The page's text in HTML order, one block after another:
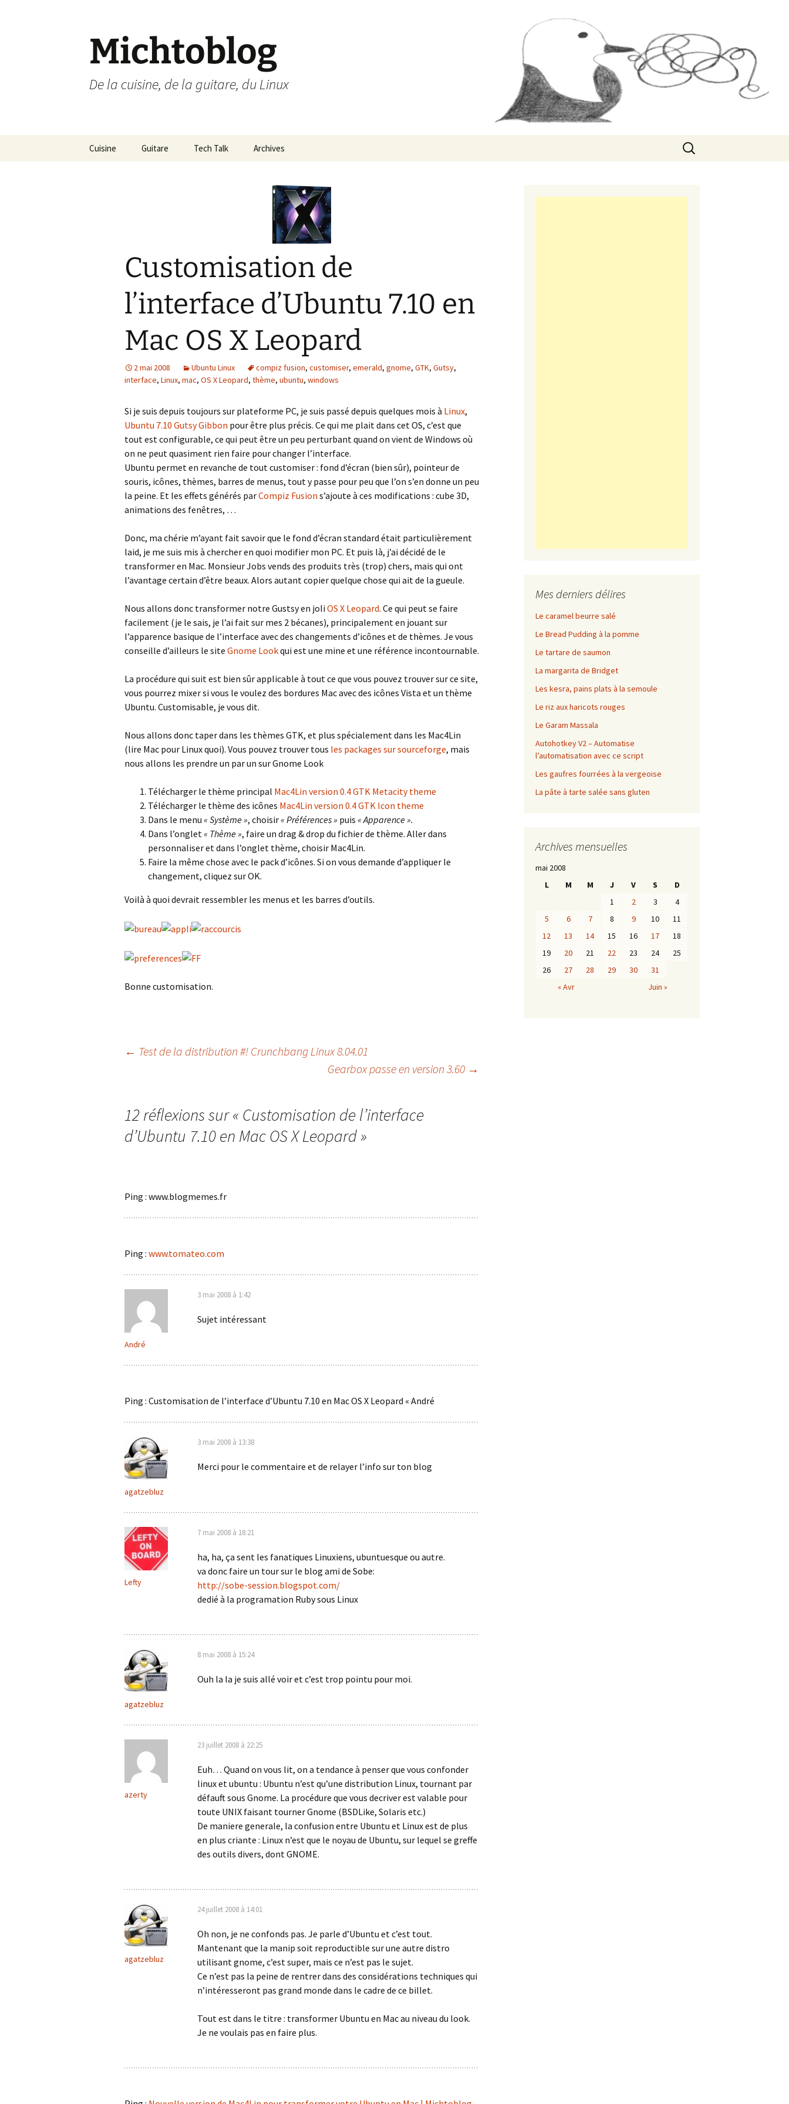
Michtoblog
De la cuisine, de la guitare, du Linux
Cuisine Guitare Tech Talk Archives
Rechercher :
Customisation de
l’interface d’Ubuntu 7.10 en
Mac OS X Leopard
2 mai 2008 Ubuntu Linux compiz fusion, customiser, emerald, gnome, GTK, Gutsy,
interface, Linux, mac, OS X Leopard, thème, ubuntu, windows
Si je suis depuis toujours sur plateforme PC, je suis passé depuis quelques mois à Linux,
Ubuntu 7.10 Gutsy Gibbon pour être plus précis. Ce qui me plait dans cet OS, c’est que
tout est configurable, ce qui peut être un peu perturbant quand on vient de Windows où
on ne peut quasiment rien faire pour changer l’interface.
Ubuntu permet en revanche de tout customiser : fond d’écran (bien sûr), pointeur de
souris, icônes, thèmes, barres de menus, tout y passe pour peu que l’on s’en donne un peu
la peine. Et les effets générés parCompiz Fusion s’ajoute à ces modifications : cube 3D,
animations des fenêtres, …
Donc, ma chérie m’ayant fait savoir que le fond d’écran standard était particulièrement
laid, je me suis mis à chercher en quoi modifier mon PC. Et puis là, j’ai décidé de le
transformer en Mac. Monsieur Jobs vends des produits très (trop) chers, mais qui ont
l’avantage certain d’être beaux. Alors autant copier quelque chose qui ait de la gueule.
Nous allons donc transformer notre Gustsy en joli OS X Leopard. Ce qui peut se faire
facilement (je le sais, je l’ai fait sur mes 2 bécanes), principalement en jouant sur
l’apparence basique de l’interface avec des changements d’icônes et de thèmes. Je vous
conseille d’ailleurs le site Gnome Lookqui est une mine et une référence incontournable.
La procédure qui suit est bien sûr applicable à tout ce que vous pouvez trouver sur ce site,
vous pourrez mixer si vous le voulez des bordures Mac avec des icônes Vista et un thème
Ubuntu. Customisable, je vous dit.
Nous allons donc taper dans les thèmes GTK, et plus spécialement dans les Mac4Lin
(lire Mac pour Linux quoi). Vous pouvez trouver tous les packages sur sourceforge, mais
nous allons les prendre un par un sur Gnome Look
Télécharger le thème principal Mac4Lin version 0.4 GTK Metacity theme
Télécharger le thème des icônes Mac4Lin version 0.4 GTK Icon theme
Dans le menu « Système », choisir« Préférences » puis « Apparence ».
Dans l’onglet« Thème », faire un drag & drop du fichier de thème. Aller dans
personnaliser et dans l’onglet thème, choisir Mac4Lin.
Faire la même chose avec le pack d’icônes. Si on vous demande d’appliquer le
changement, cliquez sur OK.
Voilà à quoi devrait ressembler les menus et les barres d’outils.
Bonne customisation.
Navigation
← Test de la distribution #! Crunchbang Linux 8.04.01
Gearbox passe en version 3.60 →
12 réflexions sur « Customisation de l’interface
d’Ubuntu 7.10 en Mac OS X Leopard»
Ping : www.blogmemes.fr
Ping : www.tomateo.com
André
3 mai 2008 à 1:42
Sujet intéressant
Ping : Customisation de l’interface d’Ubuntu 7.10 en Mac OS X Leopard « André
agatzebluz
3 mai 2008 à 13:38
Merci pour le commentaire et de relayer l’info sur ton blog
Lefty
7 mai 2008 à 18:21
ha, ha, ça sent les fanatiques Linuxiens, ubuntuesque ou autre.
va donc faire un tour sur le blog ami de Sobe:
http://sobe-session.blogspot.com/
dedié à la programation Ruby sous Linux
agatzebluz
8 mai 2008 à 15:24
Ouh la la je suis allé voir et c’est trop pointu pour moi.
azerty
23 juillet 2008 à 22:25
Euh… Quand on vous lit, on a tendance à penser que vous confonder
linux et ubuntu : Ubuntu n’est qu’une distribution Linux, tournant par
défauft sous Gnome. La procédure que vous decriver est valable pour
toute UNIX faisant tourner Gnome (BSDLike, Solaris etc.)
De maniere generale, la confusion entre Ubuntu et Linux est de plus
en plus criante : Linux n’est que le noyau de Ubuntu, sur lequel se greffe
des outils divers, dont GNOME.
agatzebluz
24 juillet 2008 à 14:01
Oh non, je ne confonds pas. Je parle d’Ubuntu et c’est tout.
Mantenant que la manip soit reproductible sur une autre distro
utilisant gnome, c’est super, mais ce n’est pas le sujet.
Ce n’est pas la peine de rentrer dans des considérations techniques qui
n’intéresseront pas grand monde dans le cadre de ce billet.
Tout est dans le titre : transformer Ubuntu en Mac au niveau du look.
Je ne voulais pas en faire plus.
Mes derniers délires
Le caramel beurre salé
Le Bread Pudding à la pomme
Le tartare de saumon
La margarita de Bridget
Les kesra, pains plats à la semoule
Le riz aux haricots rouges
Le Garam Massala
Autohotkey V2 – Automatise
l’automatisation avec ce script
Les gaufres fourrées à la vergeoise
La pâte à tarte salée sans gluten
Archives mensuelles
mai 2008
L
M M J V S
D
1
2 3
4
5
6 7 8 9 10
11
12
13 14 15 16 17
18
19
20 21 22 23 24
25
26
27 28 29 30
31
« Avr
Juin »